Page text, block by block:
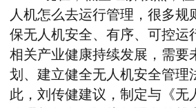
人机怎么去运行管理，很多规
保无人机安全、有序、可控运
相关产业健康持续发展，需要
划、建立健全无人机安全管理
此，刘传健建议，制定与《无